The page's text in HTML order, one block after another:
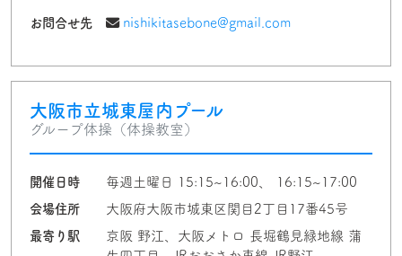
お問合せ先 nishikitasebone@gmail.com
大阪市立城東屋内プール
グループ体操（体操教室）
開催日時
毎週土曜日 15:15~16:00、 16:15~17:00
会場住所
大阪府大阪市城東区関目2丁目17番45号
最寄り駅
京阪 野江、大阪メトロ 長堀鶴見緑地線 蒲